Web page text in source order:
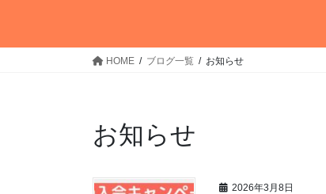
HOME ブログ一覧 お知らせ
お知らせ
2026年3月8日